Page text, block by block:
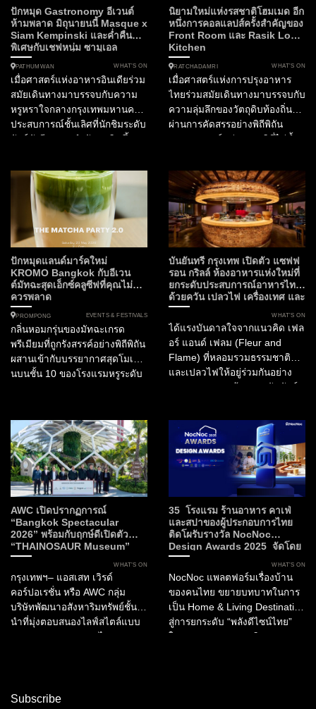
ปักหมุด Gastronomy อีเวนต์
ห้ามพลาด มิถุนายนนี้ Masque x
Siam Kempinski และค่ำคืน
พิเศษกับเชฟหนุ่ม ซามูเอล
PATHUMWAN WHAT’S ON
เมื่อศาสตร์แห่งอาหารอินเดียร่วม
สมัยเดินทางมาบรรจบกับความ
หรูหราใจกลางกรุงเทพมหานคร
ประสบการณ์ชั้นเลิศที่นักชิมระดับ
SOtraveler เรามีความยินดีที่จะ
นำเสนอการร่วมมือครั้งสำคัญที่
กำลังจะเปลี่ยนค่ำคืนต้นเดือน
มิถุนายนนี้ให้เป็นมื้ออาหารที่น่า
จดจำที่สุดแห่งปี โรงแรมสยาม
เคมปินสกี้ กรุงเทพฯ เตรียมเปิด
ประตูต้อนรับ “Masque” ห้อง
อาหารอันดับ 1 ของประเทศ
อินเดีย และอันดับ 15 ของ
เอเชีย...
นิยามใหม่แห่งรสชาติโฮมเมด อีก
หนึ่งการคอลแลปส์ครั้งสำคัญของ
Front Room และ Rasik Local
Kitchen
RATCHADAMRI WHAT’S ON
เมื่อศาสตร์แห่งการปรุงอาหาร
ไทยร่วมสมัยเดินทางมาบรรจบกับ
ความลุ่มลึกของวัตถุดิบท้องถิ่นที่
ผ่านการคัดสรรอย่างพิถีพิถัน
กรุงเทพมหานคร สำหรับไฟน์ได
นิ่งเลิฟเวอร์ที่กำลังมองหา
ประสบการณ์อาหารไทยที่ก้าว
ข้ามขีดจำกัดเดิมๆ ห้ามพลาด
ความร่วมมือครั้งสำคัญใน
กิจกรรม Tastes of Thailand
2026 เมื่อ ห้องอาหารไทย
ฟร้อนท์รูม (Front Room)...
ปักหมุดแลนด์มาร์คใหม่
KROMO Bangkok กับอีเวน
ต์มัทฉะสุดเอ็กซ์คลูซีฟที่คุณไม่
ควรพลาด
PROMPONG EVENTS & FESTIVALS
กลิ่นหอมกรุ่นของมัทฉะเกรด
พรีเมียมที่ถูกรังสรรค์อย่างพิถีพิถัน
ผสานเข้ากับบรรยากาศสุดโมเดิร์
นบนชั้น 10 ของโรงแรมหรูระดับ
ของกรุงเทพมหานคร นี่คือการก
ลับมาอย่างยิ่งใหญ่ของ The
Matcha Party 2.0 ที่...
บันยันทรี กรุงเทพ เปิดตัว แซฟฟ
รอน กริลล์ ห้องอาหารแห่งใหม่ที่
ยกระดับประสบการณ์อาหารไทย
ด้วยควัน เปลวไฟ เครื่องเทศ และ
ความยั่งยืน
WHAT’S ON
ได้แรงบันดาลใจจากแนวคิด เฟล
อร์ แอนด์ เฟลม (Fleur and
Flame) ที่หลอมรวมธรรมชาติ
และเปลวไฟให้อยู่ร่วมกันอย่าง
Flame ถ่ายทอดพลัง...
AWC เปิดปรากฏการณ์
“Bangkok Spectacular
2026” พร้อมกับฤกษ์ดีเปิดตัว
“THAINOSAUR Museum”
เพื่อมอบประสบการณ์ใหม่แห่ง
ศิลปะ วัฒนธรรม และการเรียนรู้สู่
กรุงเทพฯ
WHAT’S ON
กรุงเทพฯ– แอสเสท เวิรด์
คอร์ปอเรชั่น หรือ AWC กลุ่ม
บริษัทพัฒนาอสังหาริมทรัพย์ชั้น
นำที่มุ่งตอบสนองไลฟ์สไตล์แบบ
35 โรงแรม ร้านอาหาร คาเฟ่
และสปาของผู้ประกอบการไทย
ติดโผรับรางวัล NocNoc
Design Awards 2025 จัดโดย
NocNoc และบิ๊กภาครัฐ ผลักดัน
“พลังดีไซน์” สร้างมูลค่าให้
อุตสาหกรรมการบริการและการ
ท่องเที่ยวไทย
WHAT’S ON
NocNoc แพลตฟอร์มเรื่องบ้าน
ของคนไทย ขยายบทบาทในการ
เป็น Home & Living Destination
สู่การยกระดับ “พลังดีไซน์ไทย”
Subscribe